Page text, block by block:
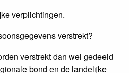
verplichtingen.
verstrekt?
verstrekt dan wel gedeeld
bond en de landelijke